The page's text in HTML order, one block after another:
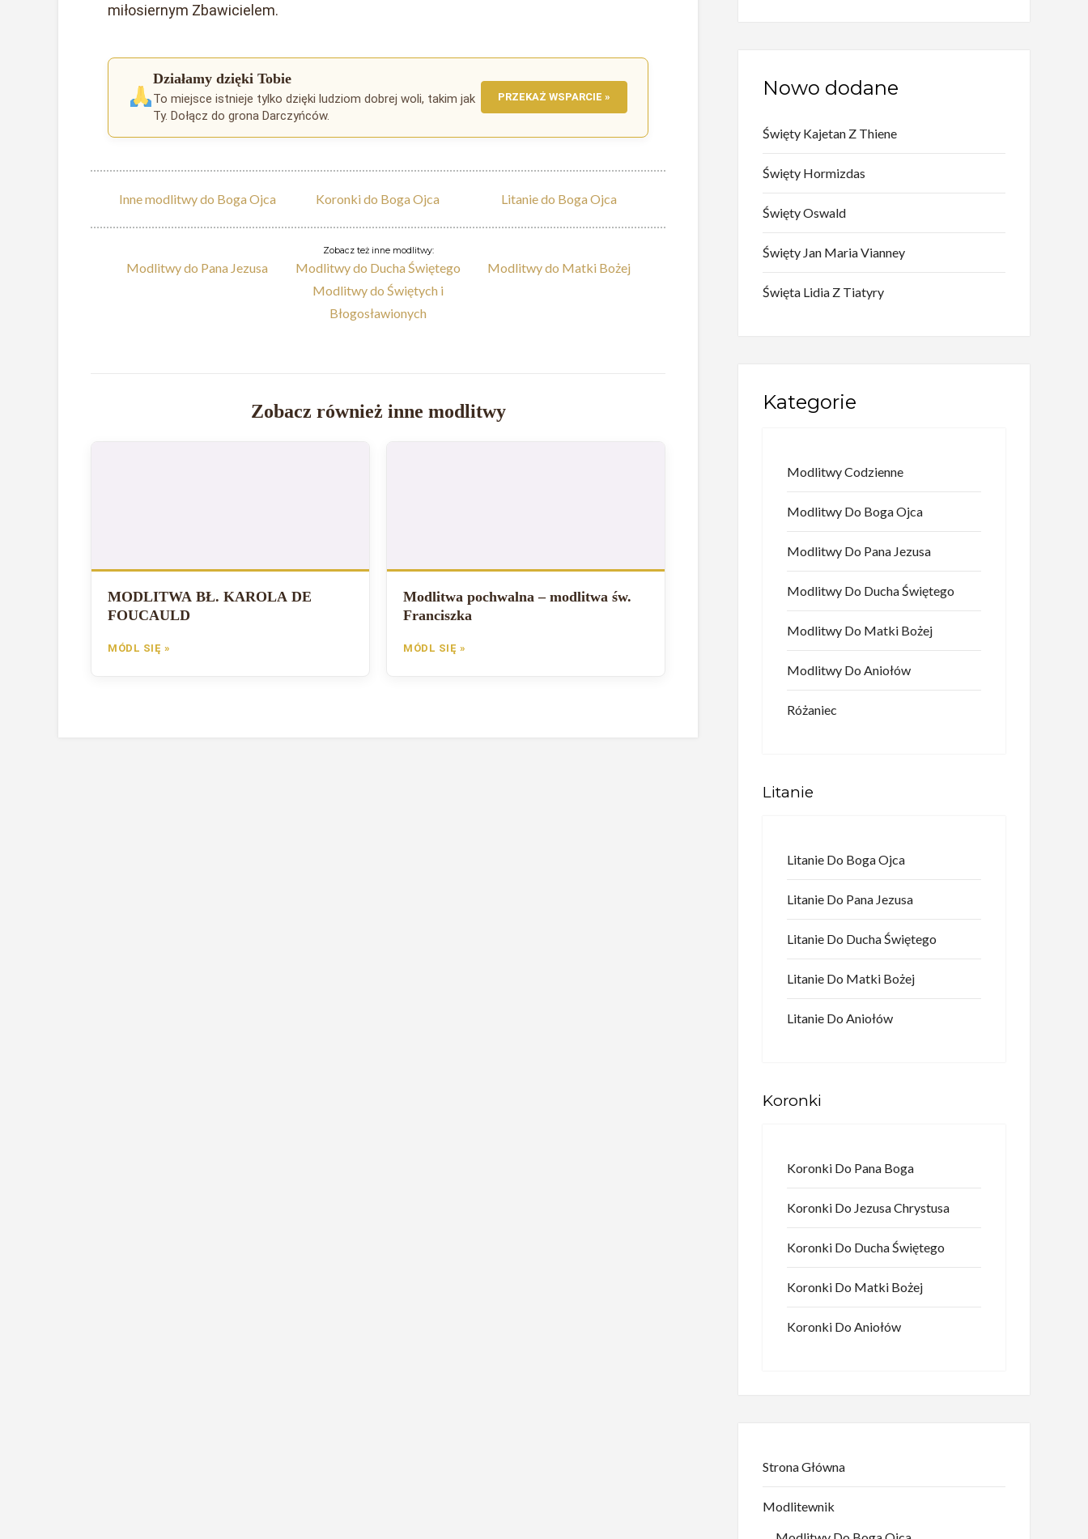
miłosiernym Zbawicielem.
Działamy dzięki Tobie
To miejsce istnieje tylko dzięki ludziom dobrej woli, takim jak
Ty. Dołącz do grona Darczyńców.
PRZEKAŻ WSPARCIE »
Inne modlitwy do Boga Ojca Koronki do Boga Ojca Litanie do Boga Ojca
Zobacz też inne modlitwy:
Modlitwy do Pana Jezusa
Modlitwy do Ducha Świętego
Modlitwy do Świętych i
Błogosławionych
Modlitwy do Matki Bożej
Zobacz również inne modlitwy
MODLITWA BŁ. KAROLA DE
FOUCAULD
MÓDL SIĘ »
Modlitwa pochwalna – modlitwa św.
Franciszka
MÓDL SIĘ »
Nowo dodane
Święty Kajetan Z Thiene
Święty Hormizdas
Święty Oswald
Święty Jan Maria Vianney
Święta Lidia Z Tiatyry
Kategorie
Modlitwy Codzienne
Modlitwy Do Boga Ojca
Modlitwy Do Pana Jezusa
Modlitwy Do Ducha Świętego
Modlitwy Do Matki Bożej
Modlitwy Do Aniołów
Różaniec
Litanie
Litanie Do Boga Ojca
Litanie Do Pana Jezusa
Litanie Do Ducha Świętego
Litanie Do Matki Bożej
Litanie Do Aniołów
Koronki
Koronki Do Pana Boga
Koronki Do Jezusa Chrystusa
Koronki Do Ducha Świętego
Koronki Do Matki Bożej
Koronki Do Aniołów
Strona Główna
Modlitewnik